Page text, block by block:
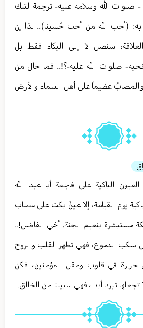
- صلوات الله وسلامه عليه- ترجمة لتلك
به: (أحب الله من أحب حُسينا).. لذا إن
سنصل لا إلى البكاء فقط بل
صلوات الله عليه-؟!.. فما حال من
عظيماً على أهل السماء والأرض
الباكية على فاجعة أبا عبد الله
يوم القيامة، إلا عينٌ بكت على مصاب
مستبشرة بنعيم الجنة. أخي الفاضل!..
الدموع، فهي تطهر القلب والروح
حرارة في قلوب ومقل المؤمنين، فكن
تجعلها تبرد أبدا، فهي سبيلنا من الخالق.